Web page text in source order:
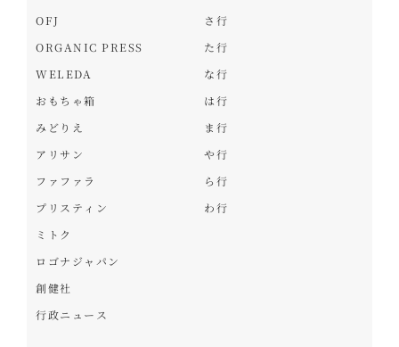
OFJ
ORGANIC PRESS
WELEDA
おもちゃ箱
みどりえ
アリサン
ファファラ
プリスティン
ミトク
ロゴナジャパン
創健社
行政ニュース
さ行
た行
な行
は行
ま行
や行
ら行
わ行